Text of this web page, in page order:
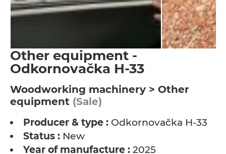
Other equipment -
Odkornovačka H-33
Woodworking machinery > Other
equipment (Sale)
Producer & type : Odkornovačka H-33
Status : New
Year of manufacture : 2025